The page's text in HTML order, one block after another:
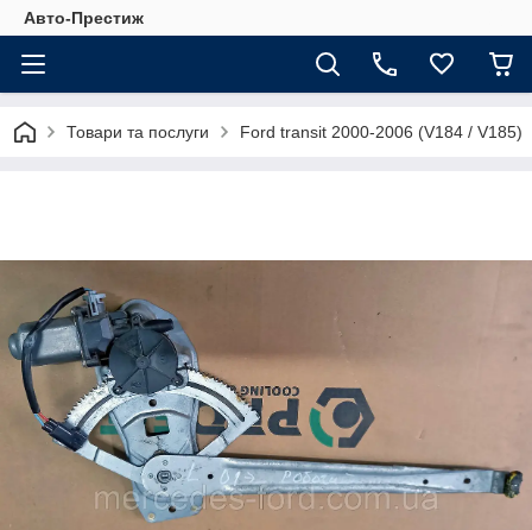
Авто-Престиж
Товари та послуги Ford transit 2000-2006 (V184 / V185)